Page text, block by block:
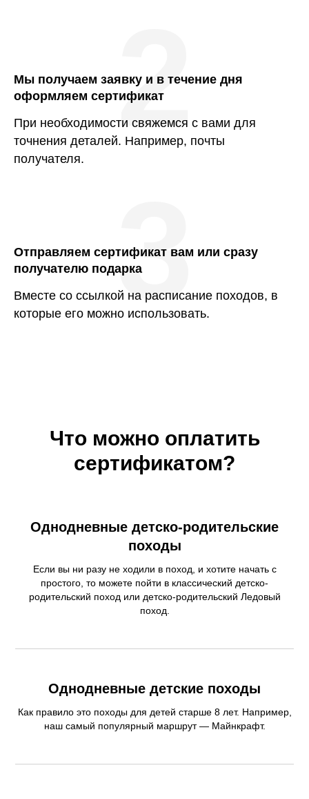
Мы получаем заявку и в течение дня
оформляем сертификат
При необходимости свяжемся с вами для
точнения деталей. Например, почты
получателя.
2
Отправляем сертификат вам или сразу
получателю подарка
Вместе со ссылкой на расписание походов, в
которые его можно использовать.
3
Что можно оплатить
сертификатом?
Однодневные детско-родительские
походы
Если вы ни разу не ходили в поход, и хотите начать с
простого, то можете пойти в классический детско-
родительский поход или детско-родительский Ледовый
поход.
Однодневные детские походы
Как правило это походы для детей старше 8 лет. Например,
наш самый популярный маршрут — Майнкрафт.